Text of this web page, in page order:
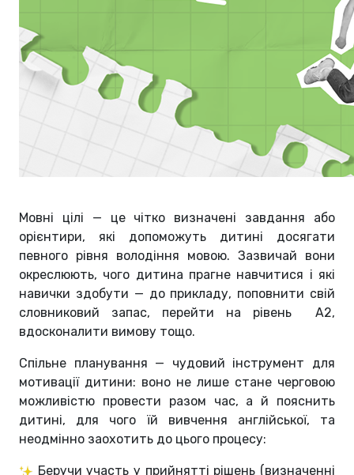
Мовні цілі — це чітко визначені завдання або
орієнтири, які допоможуть дитині досягати
певного рівня володіння мовою. Зазвичай вони
окреслюють, чого дитина прагне навчитися і які
навички здобути — до прикладу, поповнити свій
словниковий запас, перейти на рівень A2,
вдосконалити вимову тощо.
Спільне планування — чудовий інструмент для
мотивації дитини: воно не лише стане черговою
можливістю провести разом час, а й пояснить
дитині, для чого їй вивчення англійської, та
неодмінно заохотить до цього процесу:
Беручи участь у прийнятті рішень (визначенні